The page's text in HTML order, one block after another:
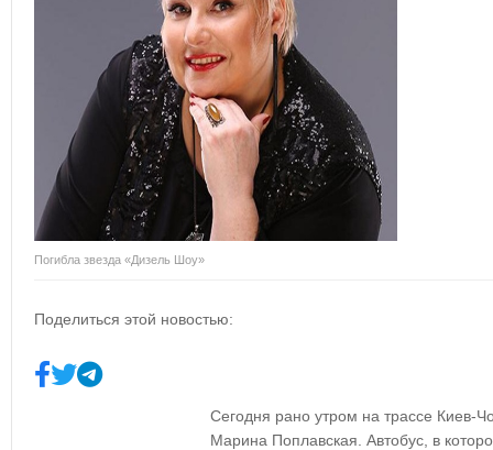
Погибла звезда «Дизель Шоу»
Поделиться этой новостью:
Сегодня рано утром на трассе Киев-
Марина Поплавская. Автобус, в